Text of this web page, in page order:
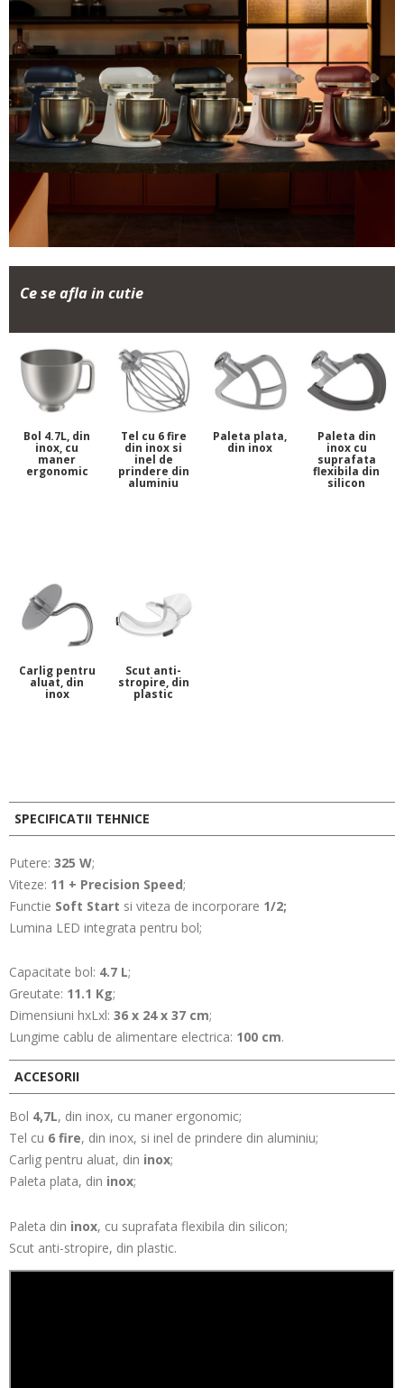
Ce se afla in cutie
Bol 4.7L, din
inox, cu
maner
ergonomic
Tel cu 6 fire
din inox si
inel de
prindere din
aluminiu
Paleta plata,
din inox
Paleta din
inox cu
suprafata
flexibila din
silicon
Carlig pentru
aluat, din
inox
Scut anti-
stropire, din
plastic
SPECIFICATII TEHNICE
Putere: 325 W;
Viteze: 11 + Precision Speed;
Functie Soft Start si viteza de incorporare 1/2;
Lumina LED integrata pentru bol;
Capacitate bol: 4.7 L;
Greutate: 11.1 Kg;
Dimensiuni hxLxl: 36 x 24 x 37 cm;
Lungime cablu de alimentare electrica: 100 cm.
ACCESORII
Bol 4,7L, din inox, cu maner ergonomic;
Tel cu 6 fire, din inox, si inel de prindere din aluminiu;
Carlig pentru aluat, din inox;
Paleta plata, din inox;
Paleta din inox, cu suprafata flexibila din silicon;
Scut anti-stropire, din plastic.